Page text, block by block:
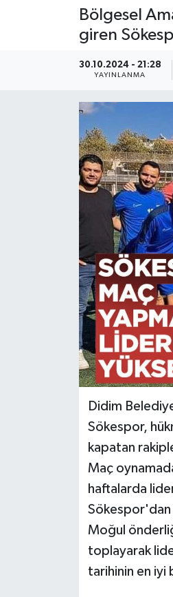
Bölgesel
giren
30.10.2024 - 21:28
YAYINLANMA
Didim
Sökespor,
kapatan
Maç
haftalarda
Sökespor'dan
Moğul
toplayarak
tarihinin en iyi